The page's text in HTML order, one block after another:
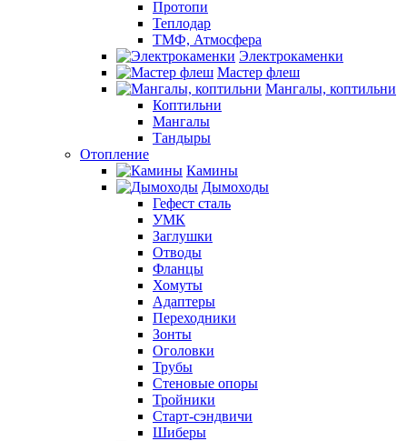
Протопи
Теплодар
ТМФ, Атмосфера
Электрокаменки
Мастер флеш
Мангалы, коптильни
Коптильни
Мангалы
Тандыры
Отопление
Камины
Дымоходы
Гефест сталь
УМК
Заглушки
Отводы
Фланцы
Хомуты
Адаптеры
Переходники
Зонты
Оголовки
Трубы
Стеновые опоры
Тройники
Старт-сэндвичи
Шиберы